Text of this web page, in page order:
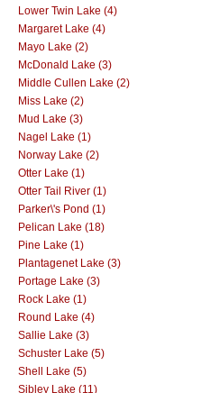
Lower Twin Lake (4)
Margaret Lake (4)
Mayo Lake (2)
McDonald Lake (3)
Middle Cullen Lake (2)
Miss Lake (2)
Mud Lake (3)
Nagel Lake (1)
Norway Lake (2)
Otter Lake (1)
Otter Tail River (1)
Parker\'s Pond (1)
Pelican Lake (18)
Pine Lake (1)
Plantagenet Lake (3)
Portage Lake (3)
Rock Lake (1)
Round Lake (4)
Sallie Lake (3)
Schuster Lake (5)
Shell Lake (5)
Sibley Lake (11)